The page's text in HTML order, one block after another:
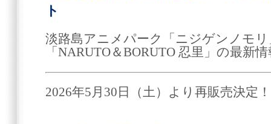
ト
淡路島アニメパーク「ニジゲンノモ
「NARUTO＆BORUTO 忍里」の最新
2026年5月30日（土）より再販売決定！